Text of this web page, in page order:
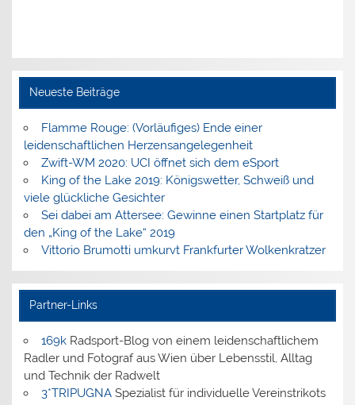
Neueste Beiträge
Flamme Rouge: (Vorläufiges) Ende einer
leidenschaftlichen Herzensangelegenheit
Zwift-WM 2020: UCI öffnet sich dem eSport
King of the Lake 2019: Königswetter, Schweiß und
viele glückliche Gesichter
Sei dabei am Attersee: Gewinne einen Startplatz für
den „King of the Lake“ 2019
Vittorio Brumotti umkurvt Frankfurter Wolkenkratzer
Partner-Links
169kRadsport-Blog von einem leidenschaftlichem
Radler und Fotograf aus Wien über Lebensstil, Alltag
und Technik der Radwelt
3*TRIPUGNASpezialist für individuelle Vereinstrikots